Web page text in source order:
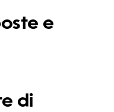
e
di